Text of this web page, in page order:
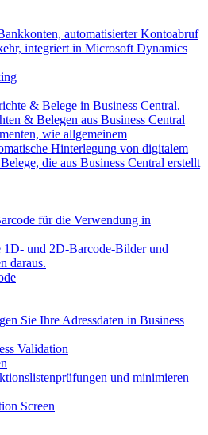
automatisierter Kontoabruf
integriert in Microsoft Dynamics
& Belege in Business Central.
& Belegen aus Business Central
wie allgemeinem
Hinterlegung von digitalem
die aus Business Central erstellt
für die Verwendung in
1D- und 2D-Barcode-Bilder und
daraus.
Sie Ihre Adressdaten in Business
Validation
und minimieren
Screen